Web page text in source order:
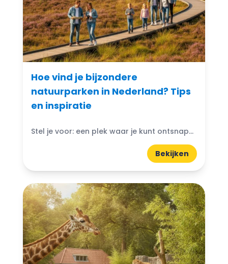
Hoe vind je bijzondere
natuurparken in Nederland? Tips
en inspiratie
Stel je voor: een plek waar je kunt ontsnappen aan de drukte van het dagelijks leven en je onderdompelen in de schoonheid van de natuur. Bijzondere natuurparken in Nederland bieden...
Bekijken